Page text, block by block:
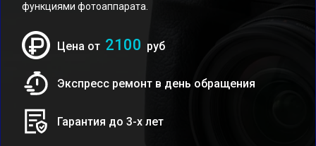
функциями фотоаппарата.
Цена от 2100 руб
Экспресс ремонт в день обращения
Гарантия до 3-х лет